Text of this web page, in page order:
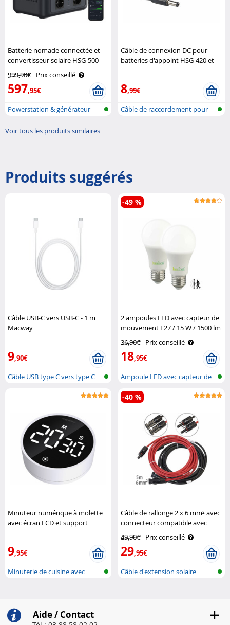
Batterie nomade connectée et
convertisseur solaire HSG-500
onduleur – 614,4 Wh Revolt
999,90€ Prix conseillé
597,95€
Powerstation & générateur
Câble de connexion DC pour
batteries d'appoint HSG-420 et
8,99€
Câble de raccordement pour
Voir tous les produits similaires
Produits suggérés
Câble USB-C vers USB-C - 1 m
Macway
9,90€
Câble USB type C vers type C
2 ampoules LED avec capteur de
mouvement E27 / 15 W / 1500 lm
36,90€ Prix conseillé
18,95€
-49 %
Ampoule LED avec capteur de
mouveme..
Minuteur numérique à molette
avec écran LCD et support
9,95€
Minuterie de cuisine avec
Câble de rallonge 2 x 6 mm² avec
connecteur compatible avec
49,90€ Prix conseillé
29,95€
-40 %
Câble d'extension solaire
Aide / Contact